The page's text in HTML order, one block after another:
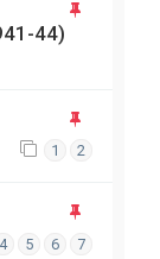
44)
1 2
4 5 6 7